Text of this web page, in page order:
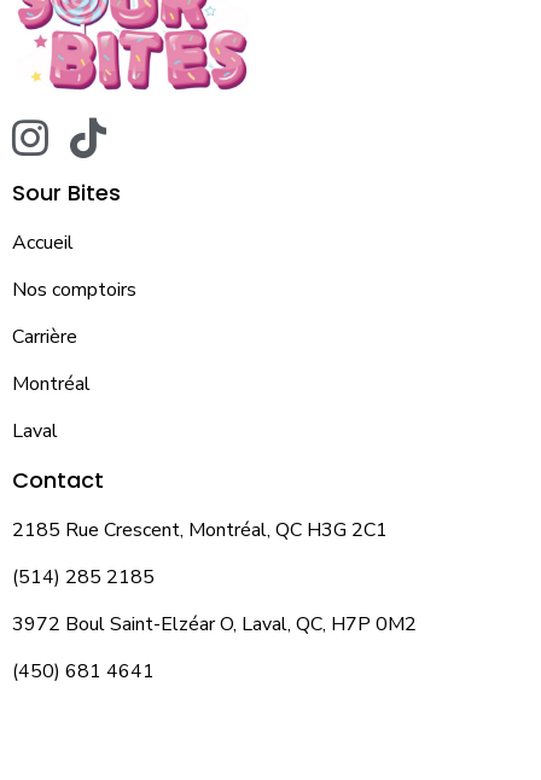
Sour Bites
Accueil
Nos comptoirs
Carrière
Montréal
Laval
Contact
2185 Rue Crescent, Montréal, QC H3G 2C1
(514) 285 2185
3972 Boul Saint-Elzéar O, Laval, QC, H7P 0M2
(450) 681 4641